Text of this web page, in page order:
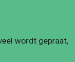
wordt gepraat,